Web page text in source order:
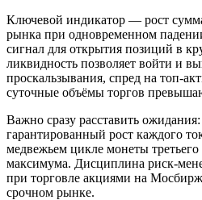
Ключевой индикатор — рост
рынка при одновременном
сигнал для открытия позиций в
ликвидность позволяет войти и
проскальзывания, спред на топ-
суточные объёмы торгов
Важно сразу расставить
гарантированный рост каждого
медвежьем цикле монеты
максимума. Дисциплина риск-
при торговле акциями на
срочном рынке.